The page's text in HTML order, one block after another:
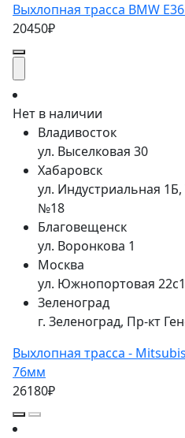
Выхлопная трасса BMW
20450₽
Нет в наличии
Владивосток
ул. Выселковая 30
Хабаровск
ул. Индустриальная
№18
Благовещенск
ул. Воронкова 1
Москва
ул. Южнопортовая
Зеленоград
г. Зеленоград, Пр-кт
Выхлопная трасса -
76мм
26180₽